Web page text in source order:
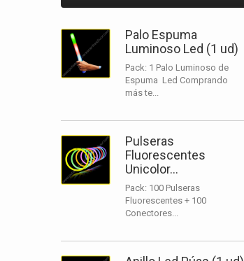
Palo Espuma
Luminoso Led (1 ud)
Pack: 1 Palo Luminoso de
Espuma Led Comprando
más te...
Pulseras
Fluorescentes
Unicolor...
Pack: 100 Pulseras
Fluorescentes + 100
Conectores...